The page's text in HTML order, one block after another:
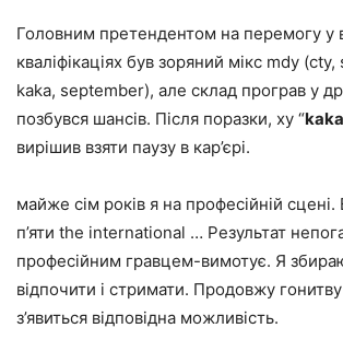
Головним претендентом на перемогу у
кваліфікаціях був зоряний мікс mdy
kaka, september), але склад програв у
позбувся шансів. Після поразки, ху “kaka
вирішив взяти паузу в кар’єрі.
майже сім років я на професійній сцені.
п’яти the international … Результат
професійним гравцем-вимотує. Я
відпочити і стримати. Продовжу
з’явиться відповідна можливість.